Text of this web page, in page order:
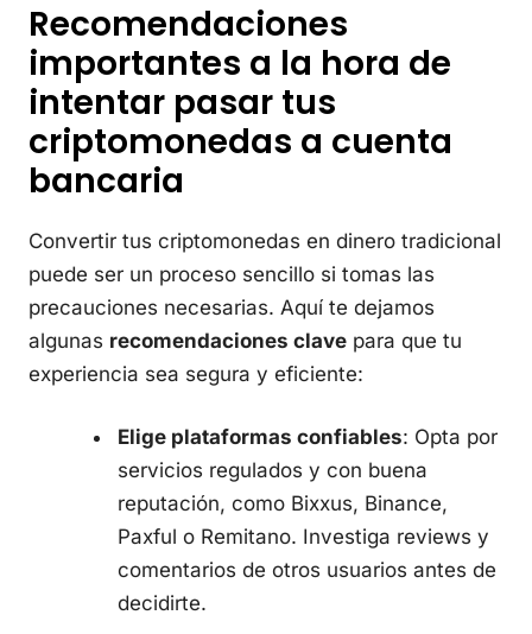
Recomendaciones
importantes a la hora de
intentar pasar tus
criptomonedas a cuenta
bancaria
Convertir tus criptomonedas en dinero tradicional
puede ser un proceso sencillo si tomas las
precauciones necesarias. Aquí te dejamos
algunas recomendaciones clave para que tu
experiencia sea segura y eficiente:
Elige plataformas confiables: Opta por
servicios regulados y con buena
reputación, como Bixxus, Binance,
Paxful o Remitano. Investiga reviews y
comentarios de otros usuarios antes de
decidirte.